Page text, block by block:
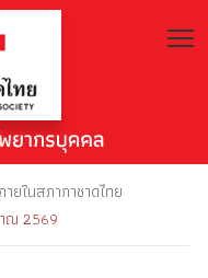
ยในสภากาชาดไทย
ณ 2569